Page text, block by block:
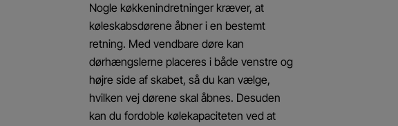
Nogle køkkenindretninger kræver, at
køleskabsdørene åbner i en bestemt
retning. Med vendbare døre kan
dørhængslerne placeres i både venstre og
højre side af skabet, så du kan vælge,
hvilken vej dørene skal åbnes. Desuden
kan du fordoble kølekapaciteten ved at